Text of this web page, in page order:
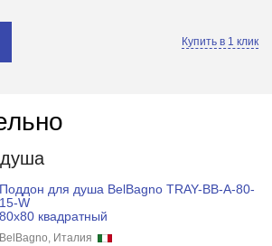
Купить в 1 клик
Поддон для душа BelBagno TRAY-BB-A-80-
15-W
80x80 квадратный
BelBagno, Италия